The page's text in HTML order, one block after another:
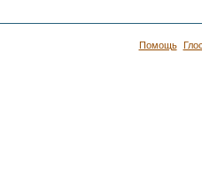
Помощь